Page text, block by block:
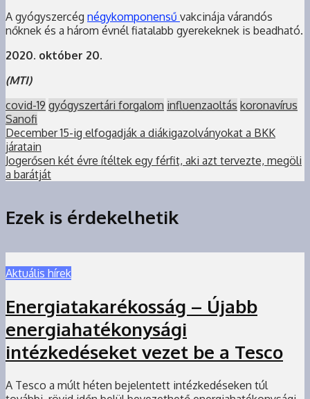
A gyógyszercég négykomponensű vakcinája várandós
nőknek és a három évnél fiatalabb gyerekeknek is beadható.
2020. október 20.
(MTI)
covid-19 gyógyszertári forgalom influenzaoltás koronavírus
Sanofi
December 15-ig elfogadják a diákigazolványokat a BKK
járatain
Jogerősen két évre ítéltek egy férfit, aki azt tervezte, megöli
a barátját
Ezek is érdekelhetik
Aktuális hírek
Energiatakarékosság – Újabb
energiahatékonysági
intézkedéseket vezet be a Tesco
A Tesco a múlt héten bejelentett intézkedéseken túl